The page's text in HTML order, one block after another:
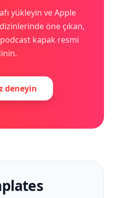
yükleyin ve Apple
öne çıkan,
kapak resmi
deneyin